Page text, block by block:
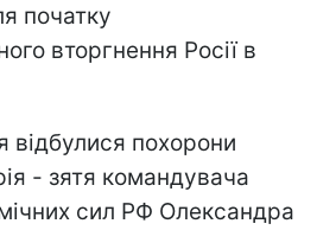
початку
вторгнення Росії в
відбулися похорони
- зятя командувача
сил РФ Олександра